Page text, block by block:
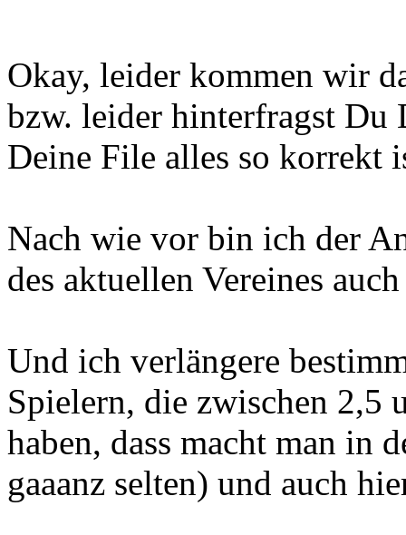
Okay, leider kommen wir
bzw. leider hinterfragst Du
Deine File alles so korrekt
Nach wie vor bin ich der
des aktuellen Vereines
Und ich verlängere
Spielern, die zwischen 2,5
haben, dass macht man in
gaaanz selten) und auch